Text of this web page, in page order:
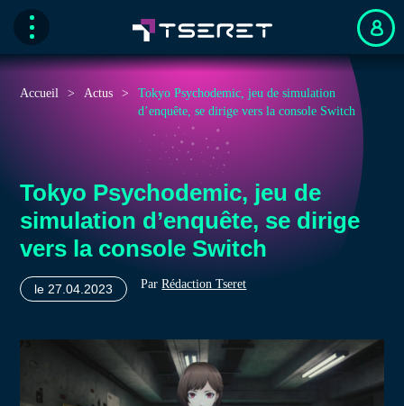
Accueil Actus
Tokyo Psychodemic, jeu de simulation
d’enquête, se dirige vers la console Switch
Tokyo Psychodemic, jeu de
simulation d’enquête, se dirige
vers la console Switch
le 27.04.2023 ParRédaction Tseret